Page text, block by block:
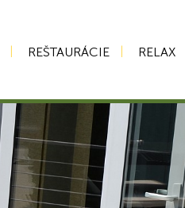
REŠTAURÁCIE RELAX